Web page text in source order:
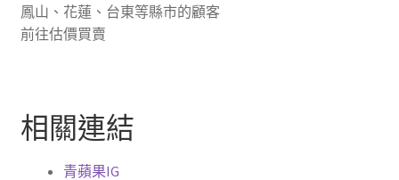
鳳山、花蓮、台東等縣市的顧客
前往估價買賣
相關連結
青蘋果IG